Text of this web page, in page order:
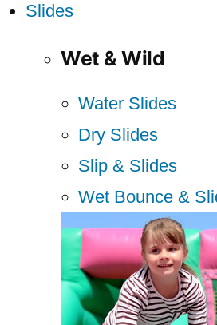
Slides
Wet & Wild
Water Slides
Dry Slides
Slip & Slides
Wet Bounce &